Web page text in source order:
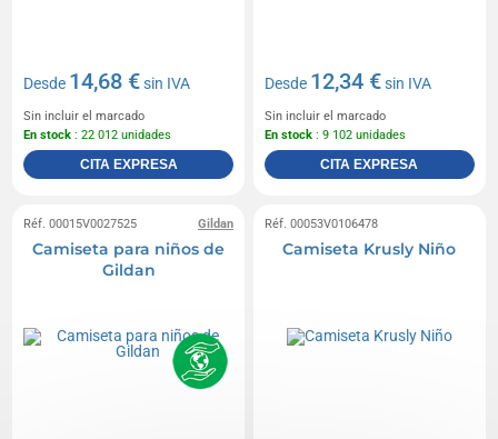
Desde 14,68 €sin IVA
Sin incluir el marcado
En stock : 22 012 unidades
CITA EXPRESA
Desde 12,34 €sin IVA
Sin incluir el marcado
En stock : 9 102 unidades
CITA EXPRESA
Gildan
Réf. 00015V0027525
Camiseta para niños de
Gildan
Réf. 00053V0106478
Camiseta Krusly Niño